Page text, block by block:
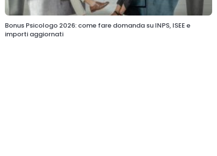
Bonus Psicologo 2026: come fare domanda su INPS, ISEE e
importi aggiornati